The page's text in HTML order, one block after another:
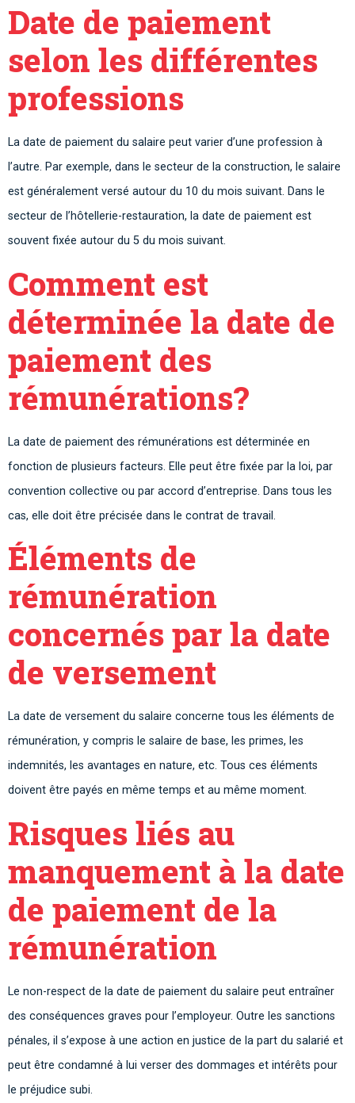
Date de paiement
selon les différentes
professions
La date de paiement du salaire peut varier d’une profession à
l’autre. Par exemple, dans le secteur de la construction, le salaire
est généralement versé autour du 10 du mois suivant. Dans le
secteur de l’hôtellerie-restauration, la date de paiement est
souvent fixée autour du 5 du mois suivant.
Comment est
déterminée la date de
paiement des
rémunérations?
La date de paiement des rémunérations est déterminée en
fonction de plusieurs facteurs. Elle peut être fixée par la loi, par
convention collective ou par accord d’entreprise. Dans tous les
cas, elle doit être précisée dans le contrat de travail.
Éléments de
rémunération
concernés par la date
de versement
La date de versement du salaire concerne tous les éléments de
rémunération, y compris le salaire de base, les primes, les
indemnités, les avantages en nature, etc. Tous ces éléments
doivent être payés en même temps et au même moment.
Risques liés au
manquement à la date
de paiement de la
rémunération
Le non-respect de la date de paiement du salaire peut entraîner
des conséquences graves pour l’employeur. Outre les sanctions
pénales, il s’expose à une action en justice de la part du salarié et
peut être condamné à lui verser des dommages et intérêts pour
le préjudice subi.